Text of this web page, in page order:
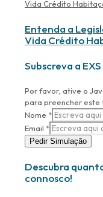
Vida Crédito
Entenda a
Vida Crédito
Subscreva a
Por favor, ative o
para preencher este
Nome *
Email *
Pedir Simulação
Descubra
connosco!